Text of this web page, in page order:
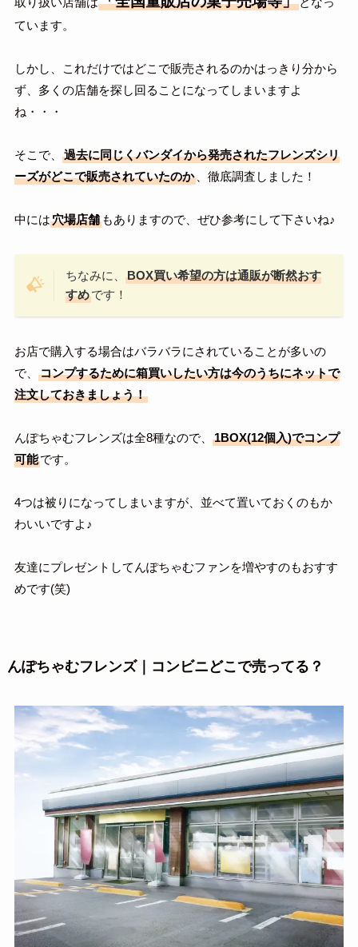
ています。
しかし、これだけではどこで販売されるのかはっきり分から
ず、多くの店舗を探し回ることになってしまいますよ
ね・・・
そこで、
過去に同じくバンダイから発売されたフレンズシリ
ーズがどこで販売されていたのか、徹底調査しました！
中には穴場店舗もありますので、ぜひ参考にして下さいね♪
ちなみに、
BOX買い希望の方は通販が断然おす
すめです！
お店で購入する場合はバラバラにされていることが多いの
で、
コンプするために箱買いしたい方は今のうちにネットで
注文しておきましょう！
んぽちゃむフレンズは全8種なので、
1BOX(12個入)でコンプ
可能です。
4つは被りになってしまいますが、並べて置いておくのもか
わいいですよ♪
友達にプレゼントしてんぽちゃむファンを増やすのもおすす
めです(笑)
んぽちゃむフレンズ｜コンビニどこで売ってる？